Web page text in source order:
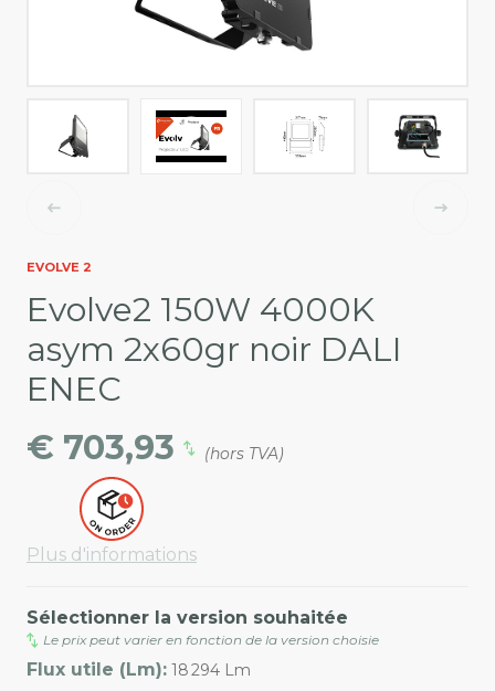
EVOLVE 2
Evolve2 150W 4000K
asym 2x60gr noir DALI
ENEC
€ 703,93
(hors TVA)
Plus d'informations
Sélectionner la version souhaitée
Le prix peut varier en fonction de la version choisie
Flux utile (Lm): 18 294 Lm